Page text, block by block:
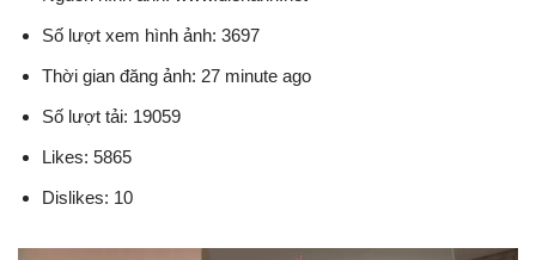
Số lượt xem hình ảnh: 3697
Thời gian đăng ảnh: 27 minute ago
Số lượt tải: 19059
Likes: 5865
Dislikes: 10